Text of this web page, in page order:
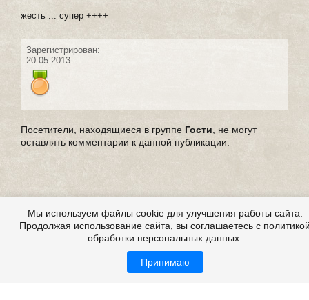
жесть ... супер ++++
Зарегистрирован:
20.05.2013
Посетители, находящиеся в группе Гости , не могут
оставлять комментарии к данной публикации.
Мы используем файлы cookie для улучшения работы сайта.
Продолжая использование сайта, вы соглашаетесь с
обработки персональных данных.
Принимаю